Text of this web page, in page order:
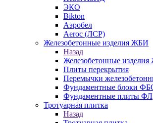
ЭКО
Bikton
Аэробел
Aeroc (ЛСР)
Железобетонные изделия ЖБИ
Назад
Железобетонные
Плиты перекрытия
Перемычки
Фундаментные блоки
Фундаментные плиты ФЛ
Тротуарная плитка
Назад